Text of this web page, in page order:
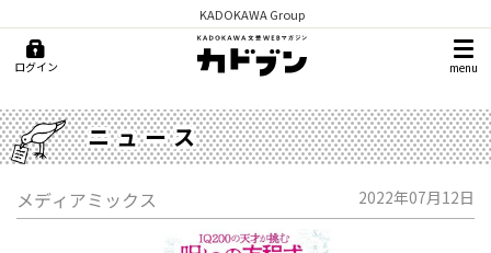
KADOKAWA Group
ログイン menu
ニュース
メディアミックス 2022年07月12日